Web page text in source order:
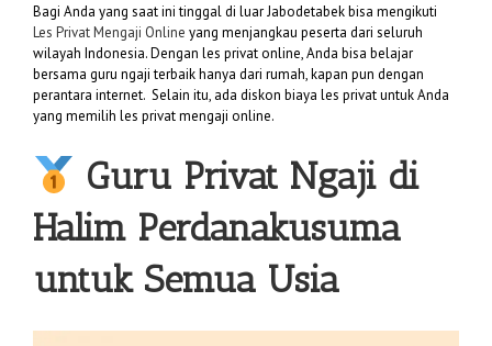
Bagi Anda yang saat ini tinggal di luar Jabodetabek bisa mengikuti
Les Privat Mengaji Online yang menjangkau peserta dari seluruh
wilayah Indonesia. Dengan les privat online, Anda bisa belajar
bersama guru ngaji terbaik hanya dari rumah, kapan pun dengan
perantara internet. Selain itu, ada diskon biaya les privat untuk Anda
yang memilih les privat mengaji online.
Guru Privat Ngaji di
Halim Perdanakusuma
untuk Semua Usia